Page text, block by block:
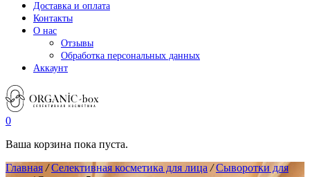
Доставка и оплата
Контакты
О нас
Отзывы
Обработка персональных данных
Аккаунт
0
Ваша корзина пока пуста.
Главная /Селективная косметика для лица /Сыворотки для